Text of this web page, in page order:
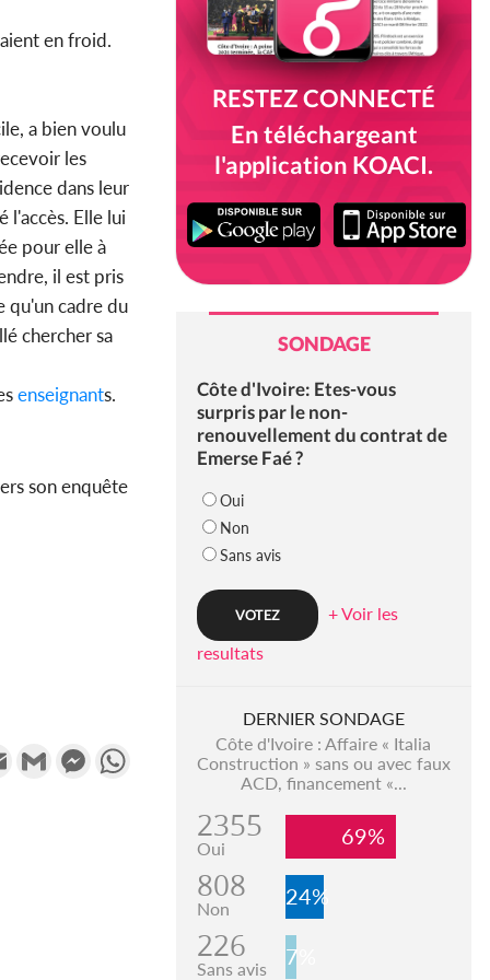
en froid.
a bien voulu
les
dans leur
l'accès. Elle lui
pour elle à
il est pris
qu'un cadre du
chercher sa
enseignants.
son enquête
Email Gmail Messenger
RESTEZ CONNECTÉ
En téléchargeant
l'application KOACI.
SONDAGE
Côte d'Ivoire: Etes-vous
surpris par le non-
renouvellement du contrat de
Emerse Faé ?
Oui
Non
Sans avis
+ Voir les
resultats
DERNIER SONDAGE
Côte d'Ivoire : Affaire « Italia
Construction » sans ou avec faux
ACD, financement «...
2355
Oui 69%
808
Non 24%
226
Sans avis 7%